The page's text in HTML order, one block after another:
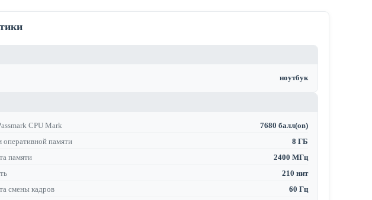
ноутбук
CPU Mark
7680 балл(ов)
оперативной памяти
8 ГБ
памяти
2400 МГц
210 нит
смены кадров
60 Гц